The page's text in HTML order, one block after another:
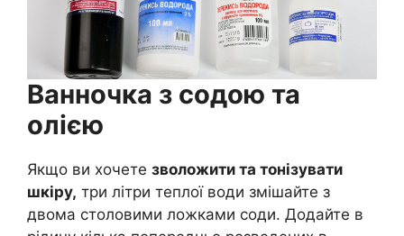
Ванночка з содою та
олією
Якщо ви хочете зволожити та тонізувати
шкіру, три літри теплої води змішайте з
двома столовими ложками соди. Додайте в